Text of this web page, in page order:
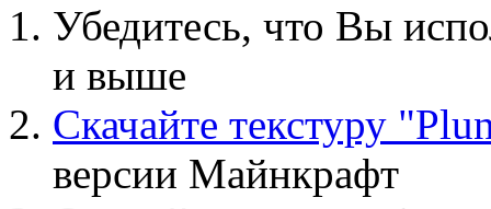
Убедитесь, что Вы
и выше
Скачайте текстуру
версии Майнкрафт